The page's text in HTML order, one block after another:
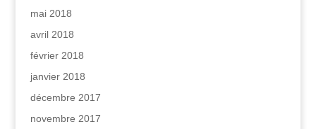
mai 2018
avril 2018
février 2018
janvier 2018
décembre 2017
novembre 2017